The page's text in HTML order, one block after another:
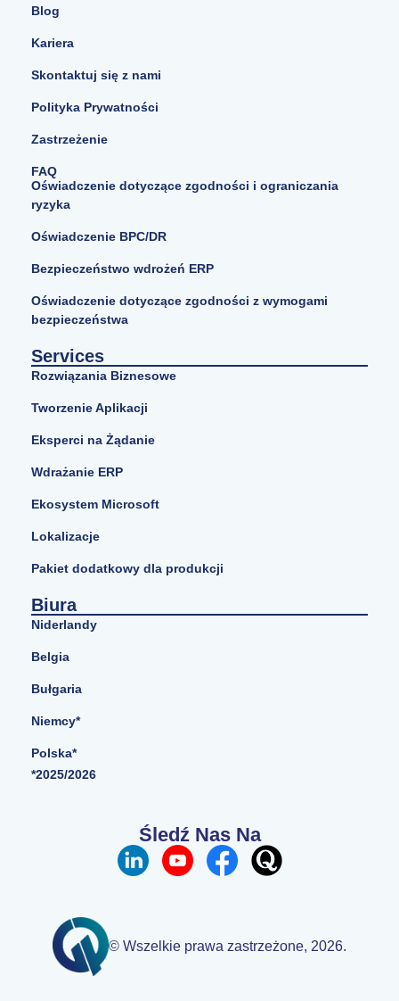
Blog
Kariera
Skontaktuj się z nami
Polityka Prywatności
Zastrzeżenie
FAQ
Oświadczenie dotyczące zgodności i ograniczania
ryzyka
Oświadczenie BPC/DR
Bezpieczeństwo wdrożeń ERP
Oświadczenie dotyczące zgodności z wymogami
bezpieczeństwa
Services
Rozwiązania Biznesowe
Tworzenie Aplikacji
Eksperci na Żądanie
Wdrażanie ERP
Ekosystem Microsoft
Lokalizacje
Pakiet dodatkowy dla produkcji
Biura
Niderlandy
Belgia
Bułgaria
Niemcy*
Polska*
*2025/2026
Śledź Nas Na
© Wszelkie prawa zastrzeżone, 2026.